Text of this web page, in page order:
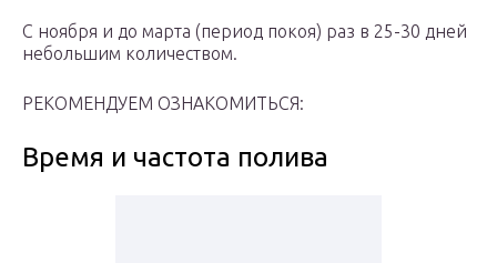
С ноября и до марта (период покоя) раз в 25-30 дней
небольшим количеством.
РЕКОМЕНДУЕМ ОЗНАКОМИТЬСЯ:
Время и частота полива